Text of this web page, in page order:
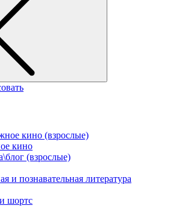
кино (взрослые)
кино
(взрослые)
и познавательная литература
шортс